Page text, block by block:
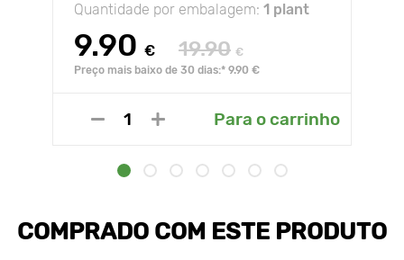
Quantidade por embalagem: 1 plant
9.90 € 19.90 €
Preço mais baixo de 30 dias:* 9.90 €
Para o carrinho
COMPRADO COM ESTE PRODUTO